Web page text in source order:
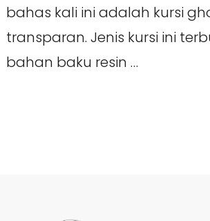
bahas kali ini adalah kursi
transparan. Jenis kursi ini
bahan baku resin …